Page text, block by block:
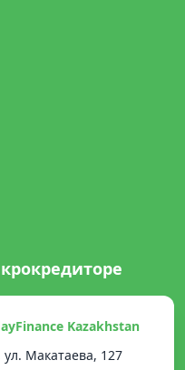
Kazakhstan
Макатаева, 127